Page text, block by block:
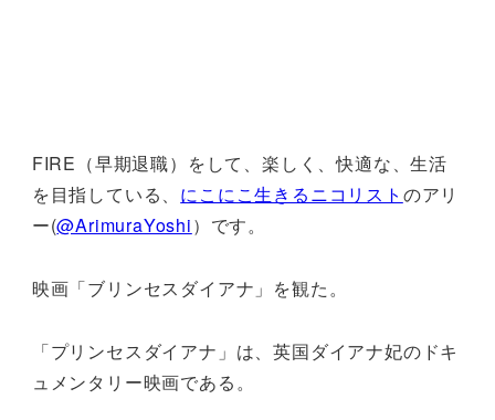
FIRE（早期退職）をして、楽しく、快適な、生活
を目指している、 にこにこ生きるニコリスト のアリ
ー(@ArimuraYoshi）です。
映画「ブリンセスダイアナ」を観た。
「プリンセスダイアナ」は、英国ダイアナ妃のドキ
ュメンタリー映画である。